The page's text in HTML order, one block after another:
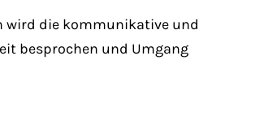
wird die kommunikative und
besprochen und Umgang